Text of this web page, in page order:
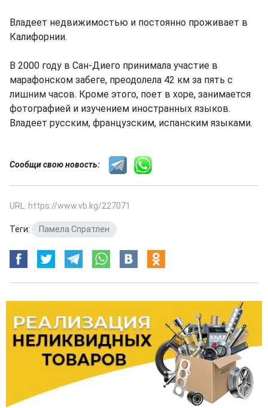
Владеет недвижимостью и постоянно проживает в
Калифорнии.
В 2000 году в Сан-Диего принимала участие в
марафонском забеге, преодолела 42 км за пять с
лишним часов. Кроме этого, поет в хоре, занимается
фотографией и изучением иностранных языков.
Владеет русским, французским, испанским языками.
Сообщи свою новость:
URL: https://www.vb.kg/227071
Теги: Памела Спратлен